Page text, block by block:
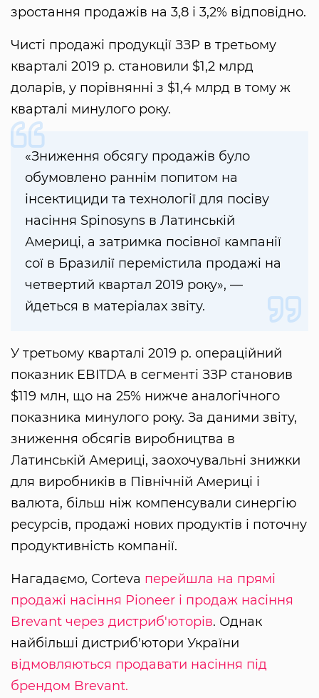
зростання продажів на 3,8 і 3,2% відповідно.
Чисті продажі продукції ЗЗР в третьому
кварталі 2019 р. становили $1,2 млрд
доларів, у порівнянні з $1,4 млрд в тому ж
кварталі минулого року.
«Зниження обсягу продажів було
обумовлено раннім попитом на
інсектициди та технології для посіву
насіння Spinosyns в Латинській
Америці, а затримка посівної кампанії
сої в Бразилії перемістила продажі на
четвертий квартал 2019 року», —
йдеться в матеріалах звіту.
У третьому кварталі 2019 р. операційний
показник EBITDA в сегменті ЗЗР становив
$119 млн, що на 25% нижче аналогічного
показника минулого року. За даними звіту,
зниження обсягів виробництва в
Латинській Америці, заохочувальні знижки
для виробників в Північній Америці і
валюта, більш ніж компенсували синергію
ресурсів, продажі нових продуктів і поточну
продуктивність компанії.
Нагадаємо, Corteva перейшла на прямі
продажі насіння Pioneer і продаж насіння
Brevant через дистриб'юторів. Однак
найбільші дистриб'ютори України
відмовляються продавати насіння під
брендом Brevant.